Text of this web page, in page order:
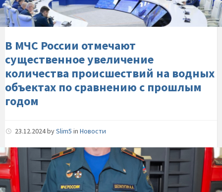
существенное-
увеличение-
количества-
происшествий-
водных-
объектах-
по-
В МЧС России отмечают
существенное увеличение
количества происшествий на водных
объектах по сравнению с прошлым
годом
23.12.2024bySlim5 in Новости
Лучший-
сотрудник-
специальных-
подразделений-